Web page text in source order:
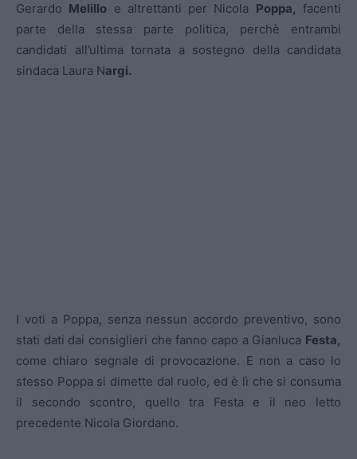
Gerardo Melillo e altrettanti per Nicola Poppa, facenti
parte della stessa parte politica, perchè entrambi
candidati all’ultima tornata a sostegno della candidata
sindaca Laura Nargi.
I voti a Poppa, senza nessun accordo preventivo, sono
stati dati dai consiglieri che fanno capo a Gianluca Festa,
come chiaro segnale di provocazione. E non a caso lo
stesso Poppa si dimette dal ruolo, ed è lì che si consuma
il secondo scontro, quello tra Festa e il neo letto
precedente Nicola Giordano.